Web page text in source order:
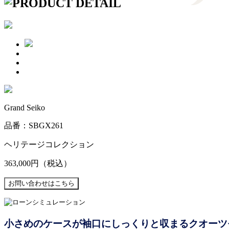
Grand Seiko
品番：SBGX261
ヘリテージコレクション
363,000円 （税込）
小さめのケースが袖口にしっくりと収まるクオー